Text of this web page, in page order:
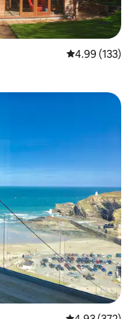
Calificación
4.99 (133)